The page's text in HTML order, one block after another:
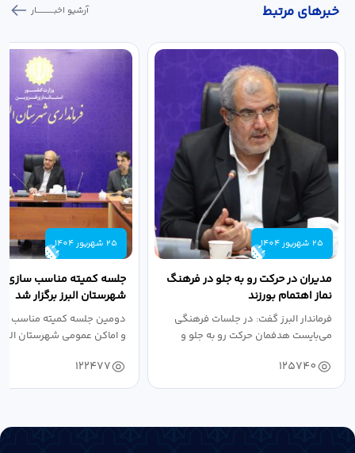
خبر‌های مرتبط آرشیو اخبـــــــــــار
25 شهریور 1404
مدیران در حرکت رو به جلو در فرهنگ
نماز اهتمام بورزند
فرماندار البرز گفت: در جلسات فرهنگی
می‌بایست هدفمان حرکت رو به جلو و
125740
25 شهریور 1404
جلسه کمیته مناسب سازی
شهرستان البرز برگزار شد
دومین جلسه کمیته مناسب
و اماکن عمومی شهرستان
122477